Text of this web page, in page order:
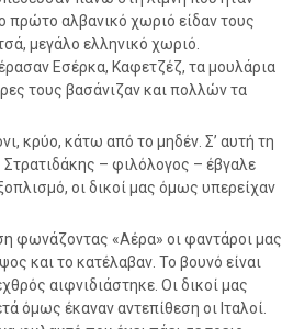
πρώτο αλβανικό χωριό είδαν τους
μεγάλο ελληνικό χωριό.
Εσέρκα, Καφετζέζ, τα μουλάρια
τους βασάνιζαν και πολλών τα
κρύο, κάτω από το μηδέν. Σ’ αυτή τη
– φιλόλογος – έβγαλε
οι δικοί μας όμως υπερείχαν
φωνάζοντας «Αέρα» οι φαντάροι μας
και το κατέλαβαν. Το βουνό είναι
αιφνιδιάστηκε. Οι δικοί μας
όμως έκαναν αντεπίθεση οι Ιταλοί.